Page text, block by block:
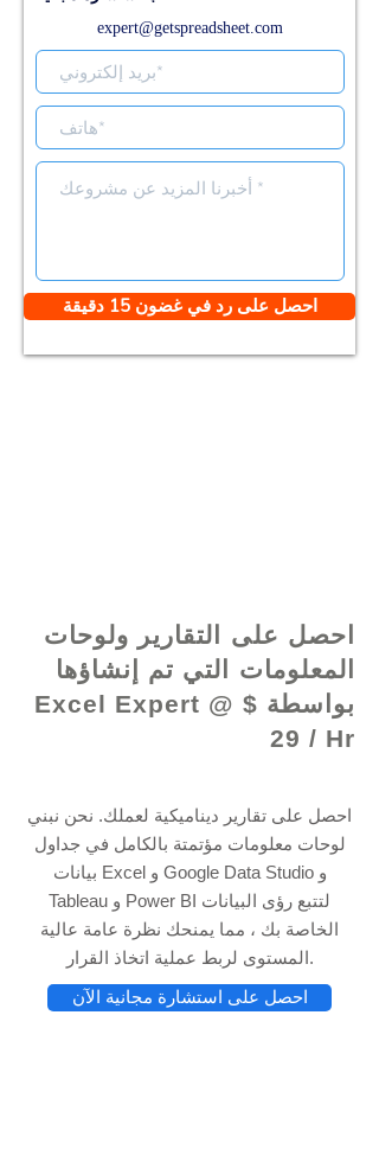
احصل على التقارير ولوحات
المعلومات التي تم إنشاؤها
بواسطة Excel Expert @ $
29 / Hr
احصل على تقارير ديناميكية لعملك. نحن نبني
لوحات معلومات مؤتمتة بالكامل في جداول
بيانات Excel و Google Data Studio و
Tableau و Power BI لتتبع رؤى البيانات
الخاصة بك ، مما يمنحك نظرة عامة عالية
المستوى لربط عملية اتخاذ القرار.
احصل على استشارة مجانية الآن
expert@getspreadsheet.com
احصل على رد في غضون 15 دقيقة